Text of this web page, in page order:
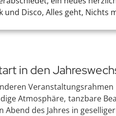
Disco, Alles geht, Nichts
in den
Atmosphäre, tanzbare
des Jahres in